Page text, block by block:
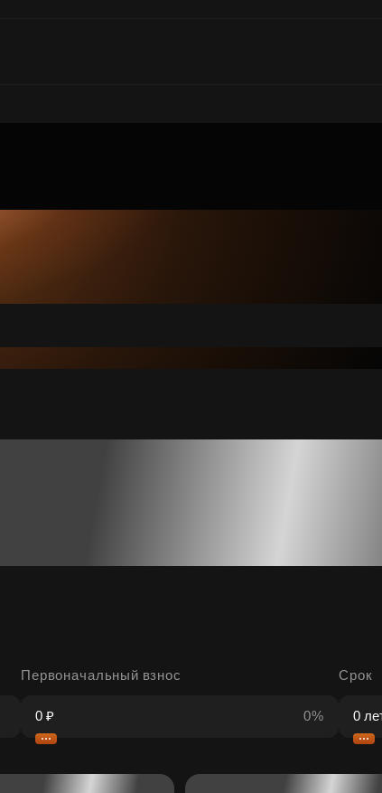
Первоначальный взнос
0%
Срок